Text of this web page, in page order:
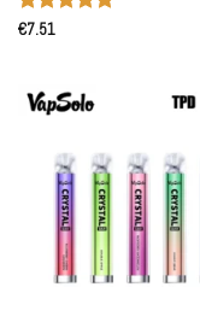
Oceniono
€7.51